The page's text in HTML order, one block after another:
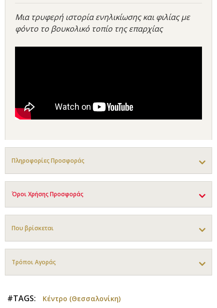
Μια τρυφερή ιστορία ενηλικίωσης και φιλίας με
φόντο το βουκολικό τοπίο της επαρχίας
Πληροφορίες Προσφοράς
Όροι Χρήσης Προσφοράς
Που βρίσκεται
Τρόποι Αγοράς
#TAGS: Κέντρο (Θεσσαλονίκη)